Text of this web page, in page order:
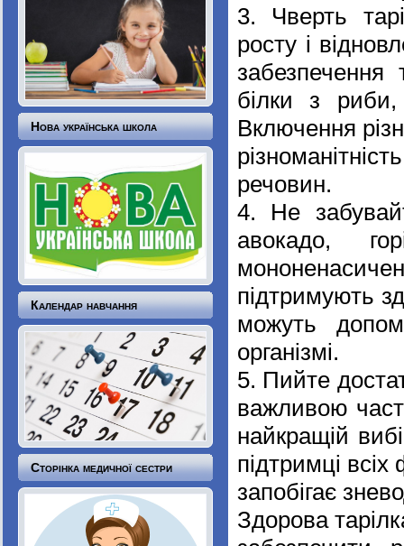
Нова українська школа
Календар навчання
Сторінка медичної сестри
3. Чверть
росту і
забезпечення
білки з риби,
Включення
речовин.
4. Не
авокадо,
підтримують
можуть
організмі.
5. Пийте
важливою
найкращій
підтримці
запобігає
Здорова